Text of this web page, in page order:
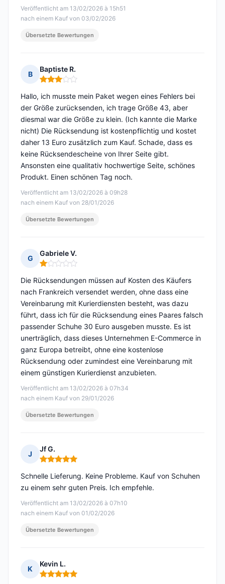
Veröffentlicht am 13/02/2026 à 15h51
nach einem Kauf von 03/02/2026
Übersetzte Bewertungen
B
Baptiste R.
Hinweis: 3 von 5
Veröffentlicht am 13/02/2026 à 09h28
nach einem Kauf von 28/01/2026
Hallo, ich musste mein Paket wegen eines Fehlers bei
der Größe zurücksenden, ich trage Größe 43, aber
diesmal war die Größe zu klein. (Ich kannte die Marke
nicht) Die Rücksendung ist kostenpflichtig und kostet
daher 13 Euro zusätzlich zum Kauf. Schade, dass es
keine Rücksendescheine von Ihrer Seite gibt.
Ansonsten eine qualitativ hochwertige Seite, schönes
Produkt. Einen schönen Tag noch.
Übersetzte Bewertungen
G
Gabriele V.
Hinweis: 1 von 5
Veröffentlicht am 13/02/2026 à 07h34
nach einem Kauf von 29/01/2026
Die Rücksendungen müssen auf Kosten des Käufers
nach Frankreich versendet werden, ohne dass eine
Vereinbarung mit Kurierdiensten besteht, was dazu
führt, dass ich für die Rücksendung eines Paares falsch
passender Schuhe 30 Euro ausgeben musste. Es ist
unerträglich, dass dieses Unternehmen E-Commerce in
ganz Europa betreibt, ohne eine kostenlose
Rücksendung oder zumindest eine Vereinbarung mit
einem günstigen Kurierdienst anzubieten.
Übersetzte Bewertungen
J
Jf G.
Hinweis: 5 von 5
Veröffentlicht am 13/02/2026 à 07h10
nach einem Kauf von 01/02/2026
Schnelle Lieferung. Keine Probleme. Kauf von Schuhen
zu einem sehr guten Preis. Ich empfehle.
Übersetzte Bewertungen
K
Kevin L.
Hinweis: 5 von 5